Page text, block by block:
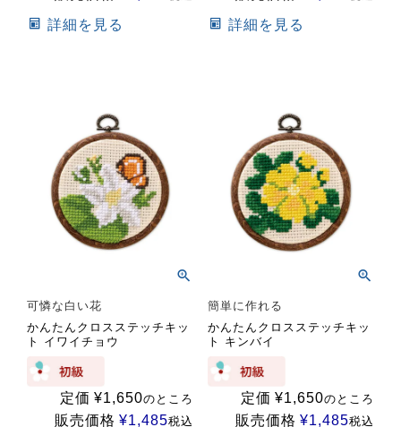
詳細を見る 詳細を見る
可憐な白い花
かんたんクロスステッチキッ
ト イワイチョウ
定価 ¥1,650のところ
販売価格 ¥1,485税込
簡単に作れる
かんたんクロスステッチキッ
ト キンバイ
定価 ¥1,650のところ
販売価格 ¥1,485税込